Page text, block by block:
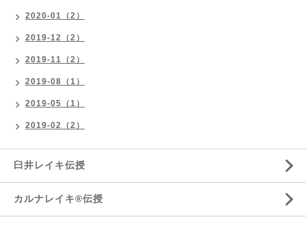
2020-01（2）
2019-12（2）
2019-11（2）
2019-08（1）
2019-05（1）
2019-02（2）
臼井レイキ伝授
カルナレイキ®伝授